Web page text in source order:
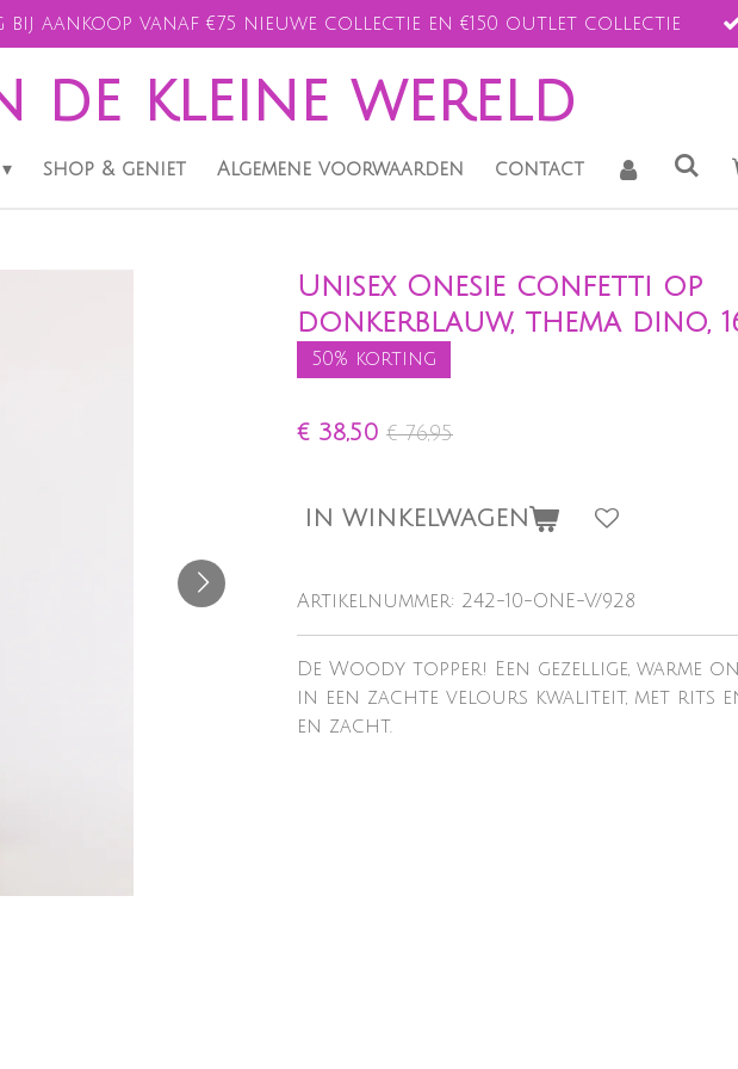
bij aankoop vanaf €75 nieuwe collectie en €150 outlet collectie
de kleine wereld
shop & geniet Algemene voorwaarden contact
Unisex Onesie confetti op
donkerblauw, thema dino,
50% korting
€ 38,50 € 76,95
IN WINKELWAGEN
Artikelnummer: 242-10-ONE-V/928
De Woody topper! Een gezellige, warme
in een zachte velours kwaliteit, met rits
en zacht.